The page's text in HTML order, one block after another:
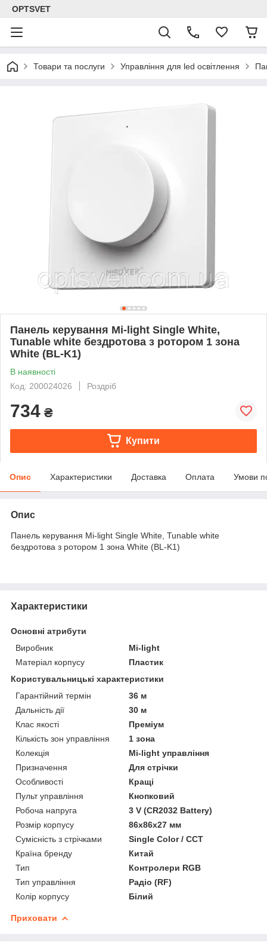
OPTSVET
Товари та послуги Управління для led освітлення
Панель керування Mi-light Single White,
Tunable white бездротова з ротором 1 зона
White (BL-K1)
В наявності
Код: 200024026
Роздріб
734 ₴
Купити
Опис Характеристики Доставка Оплата Умови
Опис
Панель керування Mi-light Single White, Tunable white
бездротова з ротором 1 зона White (BL-K1)
Характеристики
Основні атрибути
Виробник
Mi-light
Матеріал корпусу
Пластик
Користувальницькі характеристики
Гарантійний термін
36 м
Дальність дії
30 м
Клас якості
Преміум
Кількість зон управління
1 зона
Колекція
Mi-light управління
Призначення
Для стрічки
Особливості
Кращі
Пульт управління
Кнопковий
Робоча напруга
3 V (CR2032 Battery)
Розмір корпусу
86х86х27 мм
Сумісність з стрічками
Single Color / CCT
Країна бренду
Китай
Тип
Контролери RGB
Тип управління
Радіо (RF)
Колір корпусу
Білий
Приховати